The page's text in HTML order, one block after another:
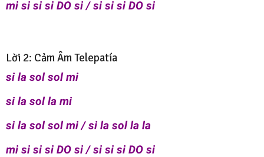
mi si si si DO si / si si si DO si
Lời 2: Cảm Âm Telepatía
si la sol sol mi
si la sol la mi
si la sol sol mi / si la sol la la
mi si si si DO si / si si si DO si